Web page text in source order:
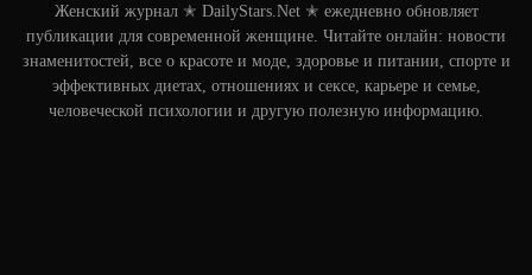
Женский журнал ✭ DailyStars.Net ✭ ежедневно обновляет
публикации для современной женщине. Читайте онлайн: новости
знаменитостей, все о красоте и моде, здоровье и питании, спорте и
эффективных диетах, отношениях и сексе, карьере и семье,
человеческой психологии и другую полезную информацию.